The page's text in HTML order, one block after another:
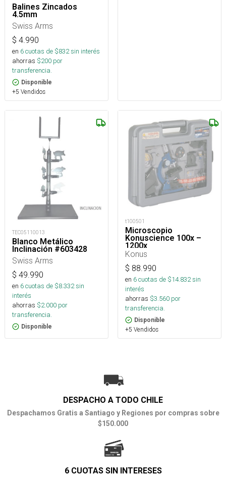
Balines Zincados
4.5mm
Swiss Arms
$ 4.990
en 6cuotas de $832sin interés
ahorras $200 por
transferencia.
Disponible
+5 Vendidos
TEC05110013
Blanco Metálico
Inclinación #603428
Swiss Arms
$ 49.990
en 6cuotas de $8.332sin
interés
ahorras $2.000 por
transferencia.
Disponible
t100501
Microscopio
Konuscience 100x –
1200x
Konus
$ 88.990
en 6cuotas de $14.832sin
interés
ahorras $3.560 por
transferencia.
Disponible
+5 Vendidos
DESPACHO A TODO CHILE
Despachamos Gratis a Santiago y Regiones por compras sobre
$150.000
6 CUOTAS SIN INTERESES